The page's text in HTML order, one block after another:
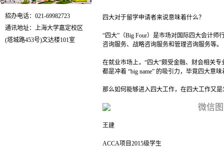
招办电话：021-69982723
通讯地址：上海大学嘉定校区
(塔城路453号)文达楼101室
四大对于留学申请者来说意味着什么？
“四大”（Big Four）是市场对国际四大会计
咨询服务、战略咨询服务和管理咨询服务等。
在就业市场上，“四大”颇受金融、财会相关
都是冲着 “big name” 的吸引力，毕竟四大意
那么如何能够进入四大工作，在四大工作又
王建
ACCA项目2015级学生